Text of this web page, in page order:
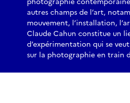
autres champs de l’art,
mouvement, l’installation,
Claude Cahun constitue un
d’expérimentation qui se
sur la photographie en train